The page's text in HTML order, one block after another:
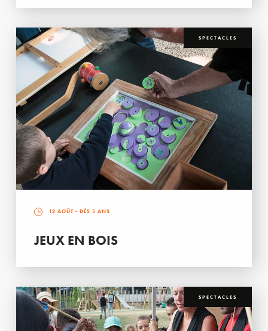
SPECTACLES
12 AOÛT - DÈS 5 ANS
JEUX EN BOIS
SPECTACLES